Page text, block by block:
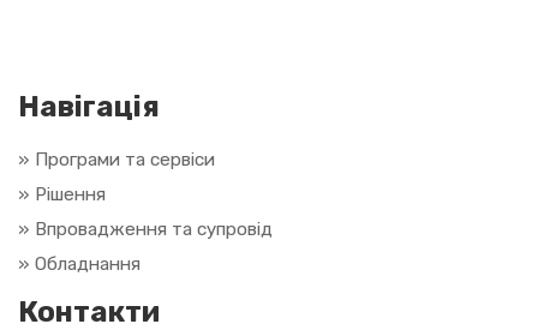
Навігація
» Програми та сервіси
» Рішення
» Впровадження та супровід
» Обладнання
Контакти